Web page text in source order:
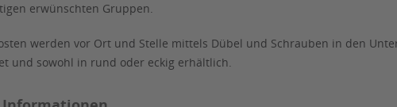
erwünschten Gruppen.
werden vor Ort und Stelle mittels Dübel und Schrauben in den
und sowohl in rund oder eckig erhältlich.